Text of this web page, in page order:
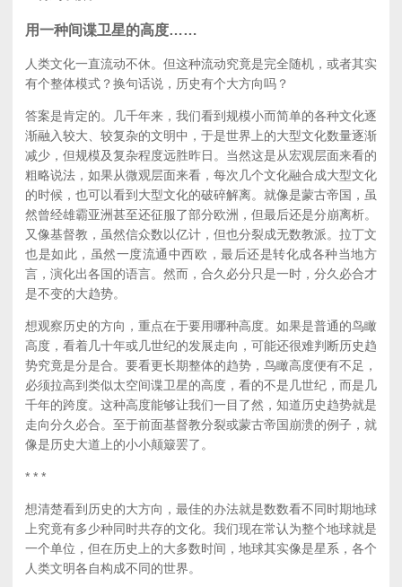
用一种间谍卫星的高度……
人类文化一直流动不休。但这种流动究竟是完全随机，或者其实
有个整体模式？换句话说，历史有个大方向吗？
答案是肯定的。几千年来，我们看到规模小而简单的各种文化逐
渐融入较大、较复杂的文明中，于是世界上的大型文化数量逐渐
减少，但规模及复杂程度远胜昨日。当然这是从宏观层面来看的
粗略说法，如果从微观层面来看，每次几个文化融合成大型文化
的时候，也可以看到大型文化的破碎解离。就像是蒙古帝国，虽
然曾经雄霸亚洲甚至还征服了部分欧洲，但最后还是分崩离析。
又像基督教，虽然信众数以亿计，但也分裂成无数教派。拉丁文
也是如此，虽然一度流通中西欧，最后还是转化成各种当地方
言，演化出各国的语言。然而，合久必分只是一时，分久必合才
是不变的大趋势。
想观察历史的方向，重点在于要用哪种高度。如果是普通的鸟瞰
高度，看着几十年或几世纪的发展走向，可能还很难判断历史趋
势究竟是分是合。要看更长期整体的趋势，鸟瞰高度便有不足，
必须拉高到类似太空间谍卫星的高度，看的不是几世纪，而是几
千年的跨度。这种高度能够让我们一目了然，知道历史趋势就是
走向分久必合。至于前面基督教分裂或蒙古帝国崩溃的例子，就
像是历史大道上的小小颠簸罢了。
* * *
想清楚看到历史的大方向，最佳的办法就是数数看不同时期地球
上究竟有多少种同时共存的文化。我们现在常认为整个地球就是
一个单位，但在历史上的大多数时间，地球其实像是星系，各个
人类文明各自构成不同的世界。